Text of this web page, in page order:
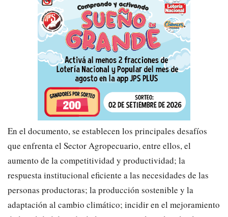
En el documento, se establecen los principales desafíos
que enfrenta el Sector Agropecuario, entre ellos, el
aumento de la competitividad y productividad; la
respuesta institucional eficiente a las necesidades de las
personas productoras; la producción sostenible y la
adaptación al cambio climático; incidir en el mejoramiento